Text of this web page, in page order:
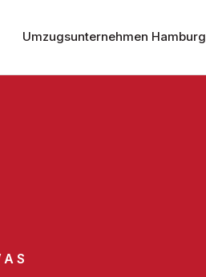
Umzugsunternehmen Hamburg